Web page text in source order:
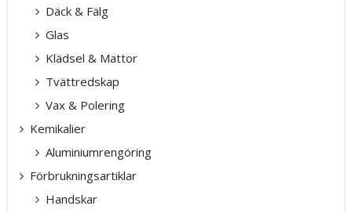
Däck & Fälg
Glas
Klädsel & Mattor
Tvättredskap
Vax & Polering
Kemikalier
Aluminiumrengöring
Förbrukningsartiklar
Handskar